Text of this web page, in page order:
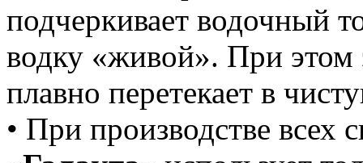
подчеркивает водочный
водку «живой». При этом
плавно перетекает в
• При производстве всех